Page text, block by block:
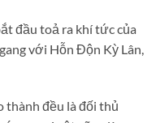
đầu toả ra khí tức của
với Hỗn Độn Kỳ Lân,
thành đều là đối thủ